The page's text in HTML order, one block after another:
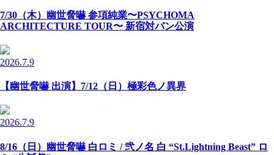
7/30（木）幽世脅嚇 参項純業〜PSYCHOMA
ARCHITECTURE TOUR〜 新宿対バン公演
2026.7.9
【幽世脅嚇 出演】7/12（日）極彩色ノ異界
2026.7.9
8/16（日）幽世脅嚇 白ロミ / 弐ノ名 白 “St.Lightning Beast” ロ